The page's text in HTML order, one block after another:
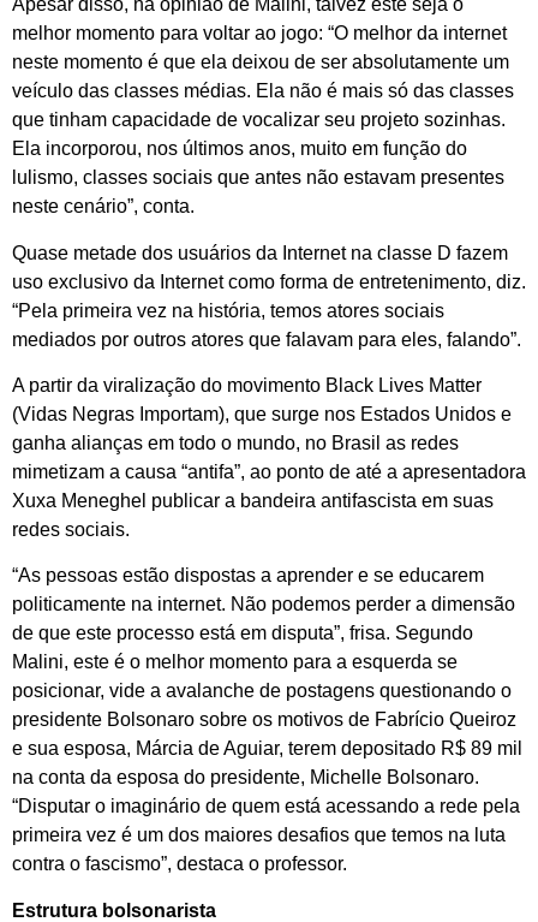
Apesar disso, na opinião de Malini, talvez este seja o
melhor momento para voltar ao jogo: “O melhor da internet
neste momento é que ela deixou de ser absolutamente um
veículo das classes médias. Ela não é mais só das classes
que tinham capacidade de vocalizar seu projeto sozinhas.
Ela incorporou, nos últimos anos, muito em função do
lulismo, classes sociais que antes não estavam presentes
neste cenário”, conta.
Quase metade dos usuários da Internet na classe D fazem
uso exclusivo da Internet como forma de entretenimento, diz.
“Pela primeira vez na história, temos atores sociais
mediados por outros atores que falavam para eles, falando”.
A partir da viralização do movimento Black Lives Matter
(Vidas Negras Importam), que surge nos Estados Unidos e
ganha alianças em todo o mundo, no Brasil as redes
mimetizam a causa “antifa”, ao ponto de até a apresentadora
Xuxa Meneghel publicar a bandeira antifascista em suas
redes sociais.
“As pessoas estão dispostas a aprender e se educarem
politicamente na internet. Não podemos perder a dimensão
de que este processo está em disputa”, frisa. Segundo
Malini, este é o melhor momento para a esquerda se
posicionar, vide a avalanche de postagens questionando o
presidente Bolsonaro sobre os motivos de Fabrício Queiroz
e sua esposa, Márcia de Aguiar, terem depositado R$ 89 mil
na conta da esposa do presidente, Michelle Bolsonaro.
“Disputar o imaginário de quem está acessando a rede pela
primeira vez é um dos maiores desafios que temos na luta
contra o fascismo”, destaca o professor.
Estrutura bolsonarista